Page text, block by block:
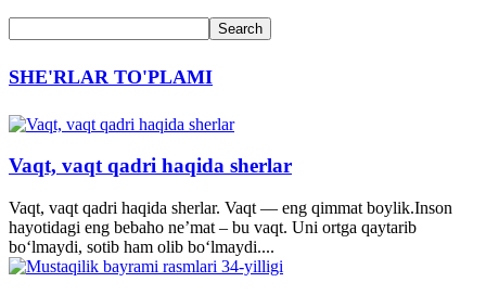
SHE'RLAR TO'PLAMI
Vaqt, vaqt qadri haqida sherlar
Vaqt, vaqt qadri haqida sherlar. Vaqt — eng qimmat boylik.Inson
hayotidagi eng bebaho ne’mat – bu vaqt. Uni ortga qaytarib
bo‘lmaydi, sotib ham olib bo‘lmaydi....